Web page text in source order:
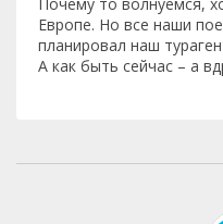
Европе. Но все наши
планировал наш
А как быть сейчас – а